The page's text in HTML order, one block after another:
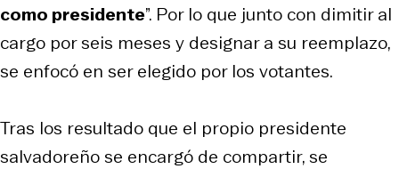
como presidente”. Por lo que junto con dimitir al
cargo por seis meses y designar a su reemplazo,
se enfocó en ser elegido por los votantes.
Tras los resultado que el propio presidente
salvadoreño se encargó de compartir, se